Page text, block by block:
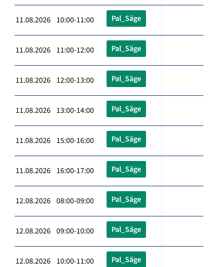
11.08.2026 10:00-11:00 Pal_Säge
11.08.2026 11:00-12:00 Pal_Säge
11.08.2026 12:00-13:00 Pal_Säge
11.08.2026 13:00-14:00 Pal_Säge
11.08.2026 15:00-16:00 Pal_Säge
11.08.2026 16:00-17:00 Pal_Säge
12.08.2026 08:00-09:00 Pal_Säge
12.08.2026 09:00-10:00 Pal_Säge
12.08.2026 10:00-11:00 Pal_Säge